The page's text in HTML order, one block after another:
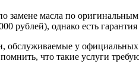
замене масла по
рублей), однако есть
обслуживаемые у
что такие услуги